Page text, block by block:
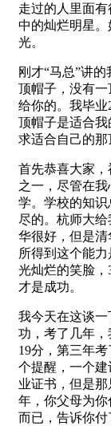
走过的人里面
中的灿烂明星
光。
刚才“马总”讲
顶帽子，没有
给你的。我毕
顶帽子是适合
求适合自己的那
首先恭喜大家
之一，尽管在
学。学校的知
尽的。杭师大
华很好，但是
所得到这个能
光灿烂的笑脸
才是成功。
我今天在这谈
功，考了几年
19分，第三年
个提醒，一个
业证书，但是
年，你父母为
而已，告诉你